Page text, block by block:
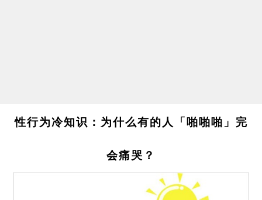
性行为冷知识：为什么有的人「啪啪啪」完
会痛哭？